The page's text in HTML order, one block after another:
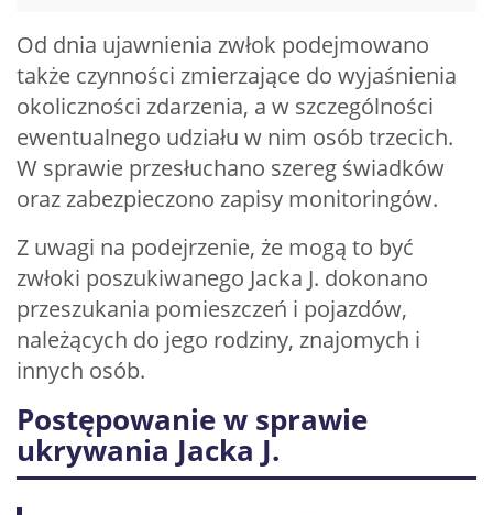
Od dnia ujawnienia zwłok podejmowano
także czynności zmierzające do wyjaśnienia
okoliczności zdarzenia, a w szczególności
ewentualnego udziału w nim osób trzecich.
W sprawie przesłuchano szereg świadków
oraz zabezpieczono zapisy monitoringów.
Z uwagi na podejrzenie, że mogą to być
zwłoki poszukiwanego Jacka J. dokonano
przeszukania pomieszczeń i pojazdów,
należących do jego rodziny, znajomych i
innych osób.
Postępowanie w sprawie
ukrywania Jacka J.